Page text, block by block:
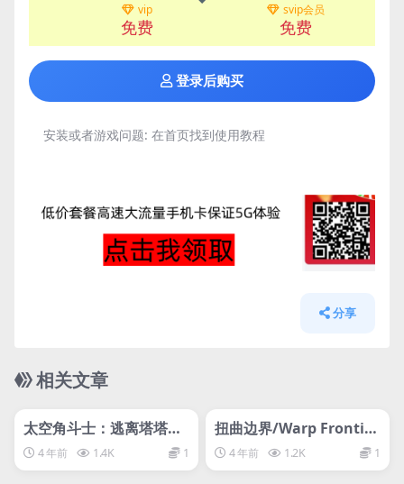
vip
免费
svip会员
免费
登录后购买
安装或者游戏问题: 在首页找到使用教程
分享
相关文章
网盘下载游戏
太空角斗士：逃离塔塔洛
斯 4 年前 1.4K 1
网盘下载游戏
扭曲边界/Warp Frontier
（v1.1.7）
4 年前 1.2K 1